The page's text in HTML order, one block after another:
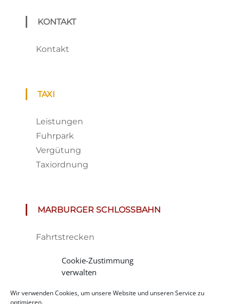
Cookie-Zustimmung
verwalten
Wir verwenden Cookies, um unsere Website und unseren Service zu
optimieren.
KONTAKT
Kontakt
TAXI
Leistungen
Fuhrpark
Vergütung
Taxiordnung
MARBURGER SCHLOSSBAHN
Fahrtstrecken
Tickets
Impressionen